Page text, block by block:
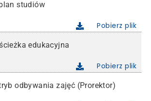
studiów
Pobierz plik
edukacyjna
Pobierz plik
odbywania zajęć (Prorektor)